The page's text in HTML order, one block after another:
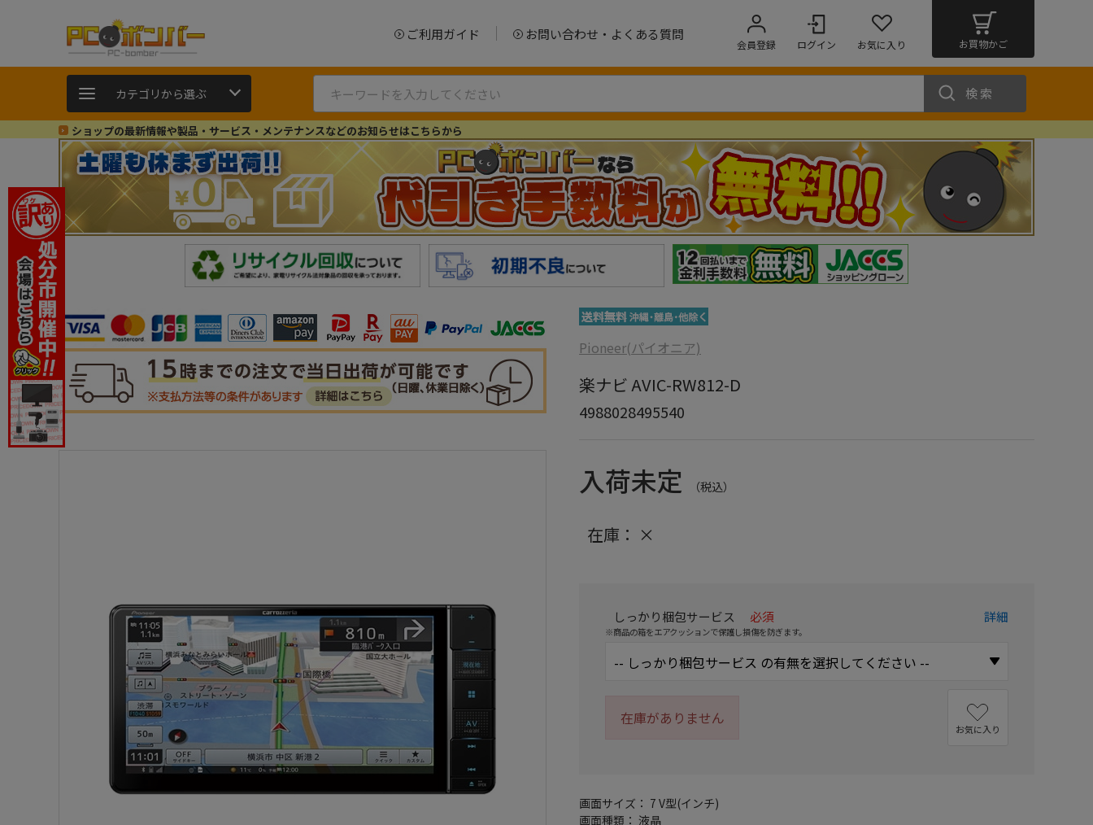
ご利用ガイド お問い合わせ・よくある質問
会員登録 ログイン お気に入り お買物かご
カテゴリから選ぶ 検索
ショップの最新情報や製品・サービス・メンテナンスなどのお知らせはこちらから
Pioneer(パイオニア)
楽ナビ AVIC-RW812-D
4988028495540
入荷未定 （税込）
在庫： ×
しっかり梱包サービス 必須
※商品の箱をエアクッションで保護し損傷を防ぎます。
詳細
在庫がありません
お気に入り
画面サイズ： 7 V型(インチ)
画面種類： 液晶